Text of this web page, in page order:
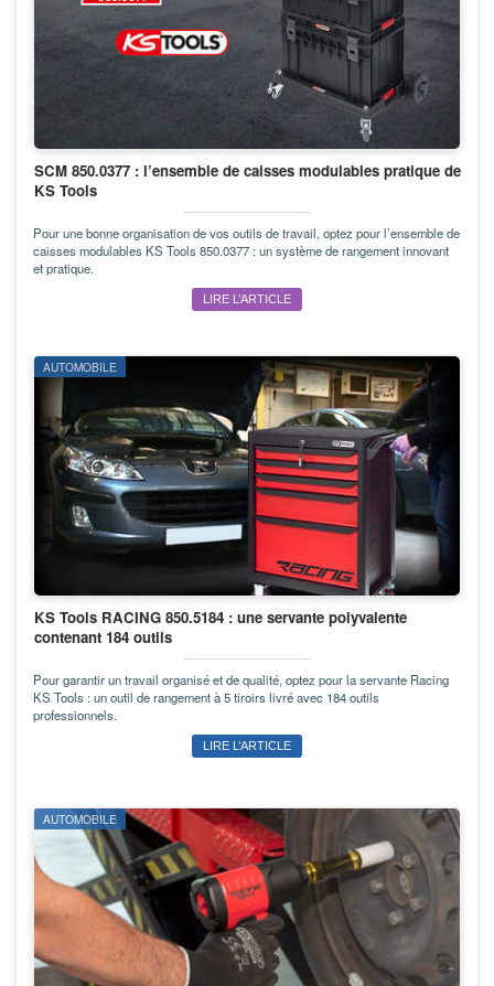
SCM 850.0377 : l’ensemble de caisses modulables pratique de
KS Tools
Pour une bonne organisation de vos outils de travail, optez pour l’ensemble de
caisses modulables KS Tools 850.0377 : un système de rangement innovant
et pratique.
LIRE L’ARTICLE
AUTOMOBILE
KS Tools RACING 850.5184 : une servante polyvalente
contenant 184 outils
Pour garantir un travail organisé et de qualité, optez pour la servante Racing
KS Tools : un outil de rangement à 5 tiroirs livré avec 184 outils
professionnels.
LIRE L’ARTICLE
AUTOMOBILE